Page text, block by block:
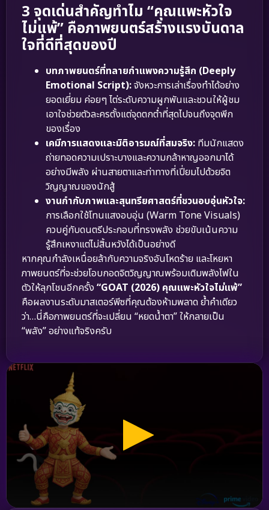
3 จุดเด่นสำคัญทำไม “คุณแพะหัวใจ
ไม่แพ้” คือภาพยนตร์สร้างแรงบันดาล
ใจที่ดีที่สุดของปี
บทภาพยนตร์ที่ทลายกำแพงความรู้สึก (Deeply
Emotional Script):จังหวะการเล่าเรื่องทำได้อย่าง
ยอดเยี่ยม ค่อยๆ ไต่ระดับความผูกพันและชวนให้ผู้ชม
เอาใจช่วยตัวละครตั้งแต่จุดตกต่ำที่สุดไปจนถึงจุดพีก
ของเรื่อง
เคมีการแสดงและมิติอารมณ์ที่สมจริง: ทีมนักแสดง
ถ่ายทอดความเปราะบางและความกล้าหาญออกมาได้
อย่างมีพลัง ผ่านสายตาและท่าทางที่เปี่ยมไปด้วยจิต
วิญญาณของนักสู้
งานกำกับภาพและสุนทรียศาสตร์ที่ชวนอบอุ่นหัวใจ:
การเลือกใช้โทนแสงอบอุ่น (Warm Tone Visuals)
ควบคู่กับดนตรีประกอบที่ทรงพลัง ช่วยขับเน้นความ
รู้สึกเหงาแต่ไม่สิ้นหวังได้เป็นอย่างดี
หากคุณกำลังเหนื่อยล้ากับความจริงอันโหดร้าย และโหยหา
ภาพยนตร์ที่จะช่วยโอบกอดจิตวิญญาณพร้อมเติมพลังไฟใน
ตัวให้ลุกโชนอีกครั้ง “GOAT (2026) คุณแพะหัวใจไม่แพ้”
คือผลงานระดับมาสเตอร์พีซที่คุณต้องห้ามพลาด ย้ำคำเดียว
ว่า…นี่คือภาพยนตร์ที่จะเปลี่ยน “หยดน้ำตา” ให้กลายเป็น
“พลัง” อย่างแท้จริงครับ